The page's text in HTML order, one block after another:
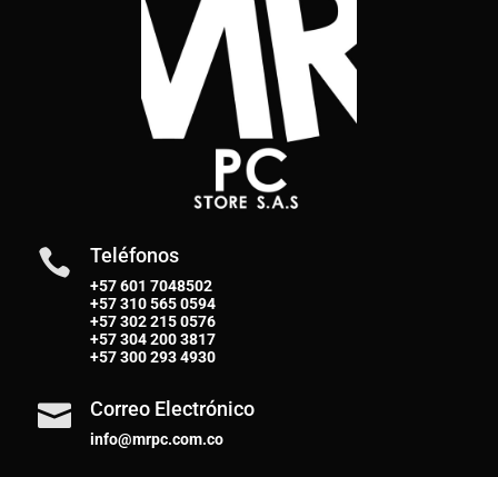
 Teléfonos
+57 601 7048502
+57310 565 0594
+57302 215 0576
+57304 200 3817
+57300 293 4930
 Correo Electrónico
info@mrpc.com.co